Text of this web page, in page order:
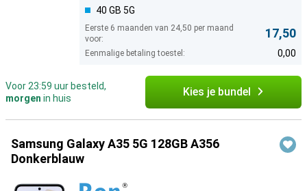
40 GB 5G
Eerste 6 maanden van 24,50 per maand
voor:
17,50
Eenmalige betaling toestel: 0,00
Voor 23:59 uur besteld,
morgen in huis Kies je bundel
Samsung Galaxy A35 5G 128GB A356
Donkerblauw